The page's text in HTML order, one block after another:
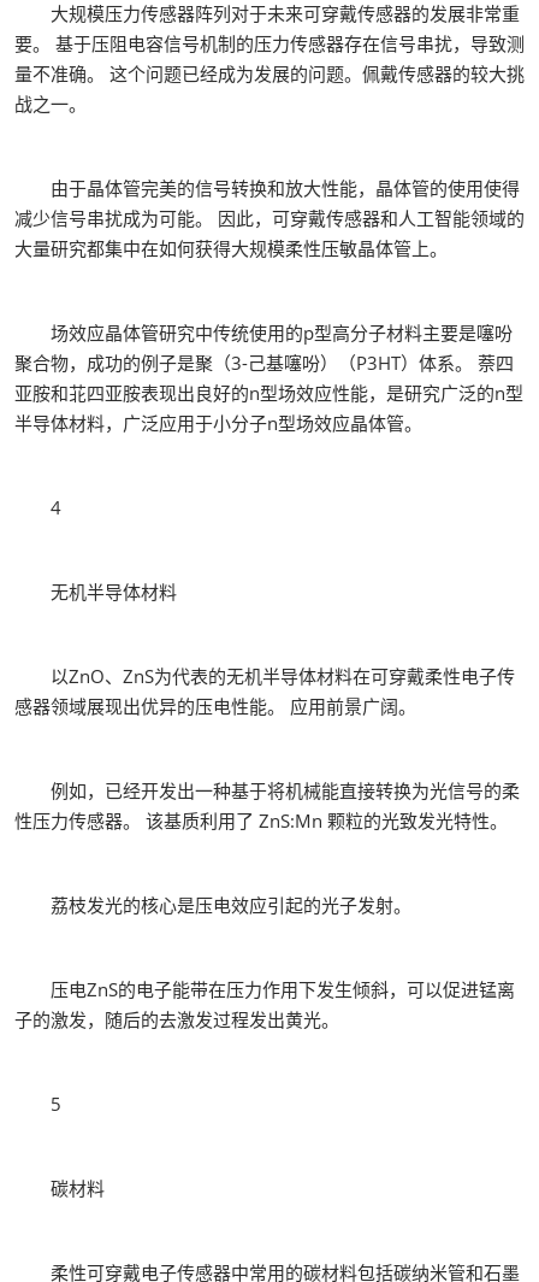
大规模压力传感器阵列对于未来可穿戴传感器的发展非常重
要。 基于压阻电容信号机制的压力传感器存在信号串扰，导致测
量不准确。 这个问题已经成为发展的问题。佩戴传感器的较大挑
战之一。
由于晶体管完美的信号转换和放大性能，晶体管的使用使得
减少信号串扰成为可能。 因此，可穿戴传感器和人工智能领域的
大量研究都集中在如何获得大规模柔性压敏晶体管上。
场效应晶体管研究中传统使用的p型高分子材料主要是噻吩
聚合物，成功的例子是聚（3-己基噻吩）（P3HT）体系。 萘四
亚胺和苝四亚胺表现出良好的n型场效应性能，是研究广泛的n型
半导体材料，广泛应用于小分子n型场效应晶体管。
4
无机半导体材料
以ZnO、ZnS为代表的无机半导体材料在可穿戴柔性电子传
感器领域展现出优异的压电性能。 应用前景广阔。
例如，已经开发出一种基于将机械能直接转换为光信号的柔
性压力传感器。 该基质利用了 ZnS:Mn 颗粒的光致发光特性。
荔枝发光的核心是压电效应引起的光子发射。
压电ZnS的电子能带在压力作用下发生倾斜，可以促进锰离
子的激发，随后的去激发过程发出黄光。
5
碳材料
柔性可穿戴电子传感器中常用的碳材料包括碳纳米管和石墨